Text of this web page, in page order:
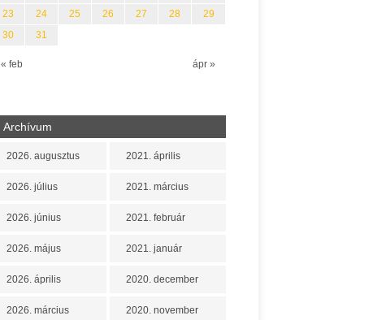
« feb ápr »
23
24 25 26 27 28
29
30
31
Archívum
2026. augusztus
2026. július
2026. június
2026. május
2026. április
2026. március
2021. április
2021. március
2021. február
2021. január
2020. december
2020. november